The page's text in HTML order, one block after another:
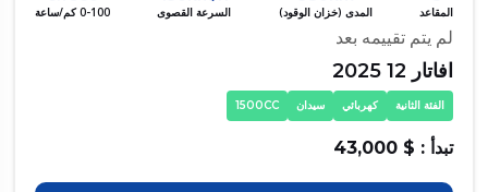
المقاعد المدى (خزان الوقود) السرعة القصوى 0-100 كم/ساعة
لم يتم تقييمه بعد
افاتار 12 2025
الفئة الثانية كهربائي سيدان 1500CC
تبدأ : $ 43,000